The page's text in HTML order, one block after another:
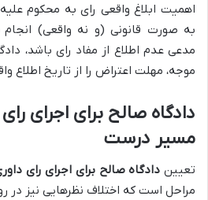
اهمیت ابلاغ واقعی رای به محکوم
به صورت قانونی (و نه واقعی)
مدعی عدم اطلاع از مفاد رای باشد،
موجه، مهلت اعتراض را از تاریخ اطلاع
دادگاه صالح برای اجرای
مسیر درست
تعیین دادگاه صالح برای اجرای رای
مراحل است که اختلاف نظرهایی نیز در